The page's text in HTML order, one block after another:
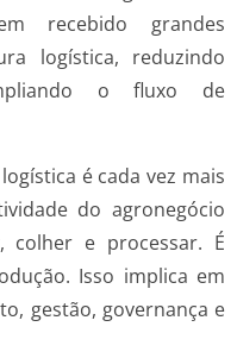
recebido grandes
logística, reduzindo
o fluxo de
é cada vez mais
do agronegócio
colher e processar. É
Isso implica em
gestão, governança e